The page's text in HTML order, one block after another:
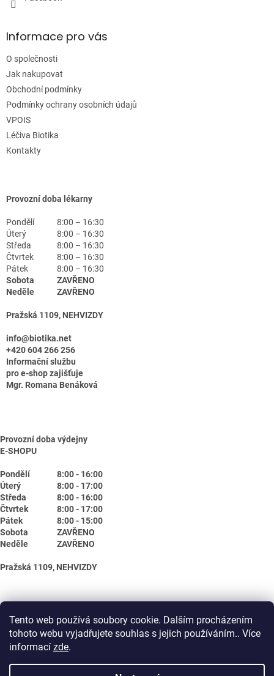
Tento web používá soubory cookie. Dalším procházením
tohoto webu vyjadřujete souhlas s jejich používáním.. Více
informací zde.
Informace pro vás
O společnosti
Jak nakupovat
Obchodní podmínky
Podmínky ochrany osobních údajů
VPOIS
Léčiva Biotika
Kontakty
Provozní doba lékarny
Pondělí
8:00 – 16:30
Úterý
8:00 – 16:30
Středa
8:00 – 16:30
Čtvrtek
8:00 – 16:30
Pátek
8:00 – 16:30
Sobota
ZAVŘENO
Neděle
ZAVŘENO
Pražská 1109, NEHVIZDY
info@biotika.net
+420 604 266 256
Informační službu
pro e-shop zajišťuje
Mgr. Romana Benáková
Provozní doba výdejny
E-SHOPU
Pondělí
8:00 - 16:00
Úterý
8:00 - 17:00
Středa
8:00 - 16:00
Čtvrtek
8:00 - 17:00
Pátek
8:00 - 15:00
Sobota
ZAVŘENO
Neděle
ZAVŘENO
Pražská 1109, NEHVIZDY